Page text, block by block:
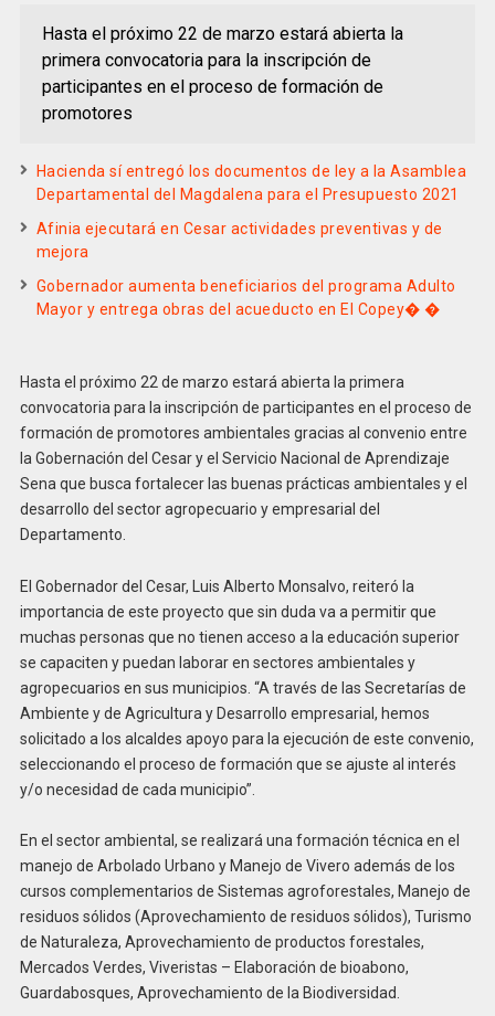
Hasta el próximo 22 de marzo estará abierta la
primera convocatoria para la inscripción de
participantes en el proceso de formación de
promotores
Hacienda sí entregó los documentos de ley a la Asamblea
Departamental del Magdalena para el Presupuesto 2021
Afinia ejecutará en Cesar actividades preventivas y de
mejora
Gobernador aumenta beneficiarios del programa Adulto
Mayor y entrega obras del acueducto en El Copey� �
Hasta el próximo 22 de marzo estará abierta la primera
convocatoria para la inscripción de participantes en el proceso de
formación de promotores ambientales gracias al convenio entre
la Gobernación del Cesar y el Servicio Nacional de Aprendizaje
Sena que busca fortalecer las buenas prácticas ambientales y el
desarrollo del sector agropecuario y empresarial del
Departamento.
El Gobernador del Cesar, Luis Alberto Monsalvo, reiteró la
importancia de este proyecto que sin duda va a permitir que
muchas personas que no tienen acceso a la educación superior
se capaciten y puedan laborar en sectores ambientales y
agropecuarios en sus municipios. “A través de las Secretarías de
Ambiente y de Agricultura y Desarrollo empresarial, hemos
solicitado a los alcaldes apoyo para la ejecución de este convenio,
seleccionando el proceso de formación que se ajuste al interés
y/o necesidad de cada municipio”.
En el sector ambiental, se realizará una formación técnica en el
manejo de Arbolado Urbano y Manejo de Vivero además de los
cursos complementarios de Sistemas agroforestales, Manejo de
residuos sólidos (Aprovechamiento de residuos sólidos), Turismo
de Naturaleza, Aprovechamiento de productos forestales,
Mercados Verdes, Viveristas – Elaboración de bioabono,
Guardabosques, Aprovechamiento de la Biodiversidad.